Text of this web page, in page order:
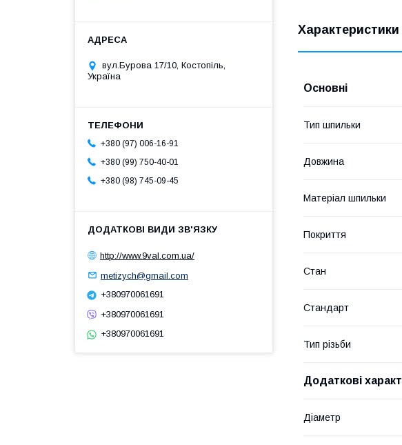
Характеристики
Основні
Тип шпильки
Довжина
Матеріал шпильки
Покриття
Стан
Стандарт
Тип різьби
Додаткові
Діаметр
вул.Бурова 17/10, Костопіль,
Україна
+380 (97) 006-16-91
+380 (99) 750-40-01
+380 (98) 745-09-45
http://www.9val.com.ua/
metizych@gmail.com
+380970061691
+380970061691
+380970061691